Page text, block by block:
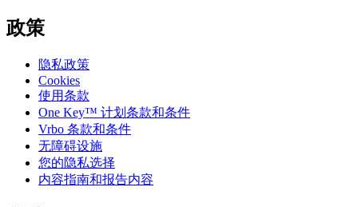
政策
隐私政策
Cookies
使用条款
One Key™ 计划条款和条件
Vrbo 条款和条件
无障碍设施
您的隐私选择
内容指南和报告内容